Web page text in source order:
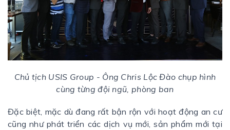
Chủ tịch USIS Group - Ông Chris Lộc Đào chụp hình
cùng từng đội ngũ, phòng ban
Đặc biệt, mặc dù đang rất bận rộn với hoạt động an cư
cũng như phát triển các dịch vụ mới, sản phẩm mới tại